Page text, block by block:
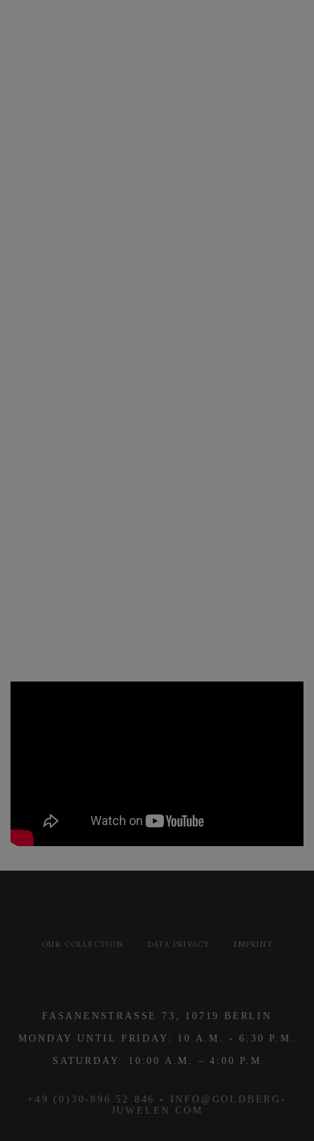
OUR COLLECTION DATA PRIVACY IMPRINT
FASANENSTRASSE 73, 10719 BERLIN
MONDAY UNTIL FRIDAY: 10 A.M. - 6.30 P.M.
SATURDAY: 10:00 A.M. – 4:00 P.M
+49 (0)30-896 52 846 -
INFO@GOLDBERG-
JUWELEN.COM